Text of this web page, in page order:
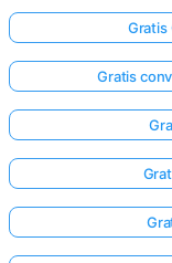
Gratis
Gratis